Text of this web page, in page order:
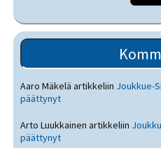
Aaro Mäkelä artikkeliin Joukkue-
päättynyt
Arto Luukkainen artikkeliin
päättynyt